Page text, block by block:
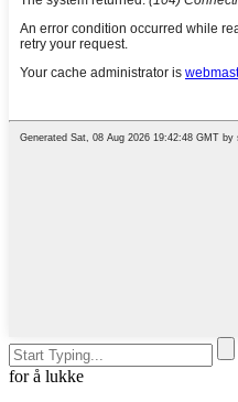
for å lukke